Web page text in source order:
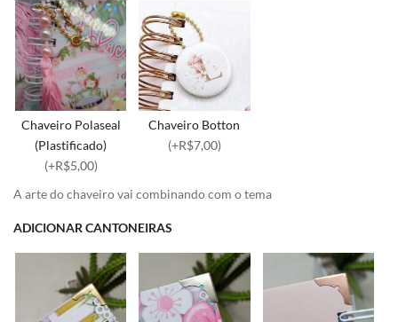
Chaveiro Polaseal
(Plastificado)
(+R$5,00)
Chaveiro Botton
(+R$7,00)
A arte do chaveiro vai combinando com o tema
ADICIONAR CANTONEIRAS